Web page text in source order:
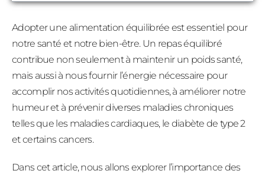
Adopter une alimentation équilibrée est essentiel pour
notre santé et notre bien-être. Un repas équilibré
contribue non seulement à maintenir un poids santé,
mais aussi à nous fournir l’énergie nécessaire pour
accomplir nos activités quotidiennes, à améliorer notre
humeur et à prévenir diverses maladies chroniques
telles que les maladies cardiaques, le diabète de type 2
et certains cancers.
Dans cet article, nous allons explorer l’importance des